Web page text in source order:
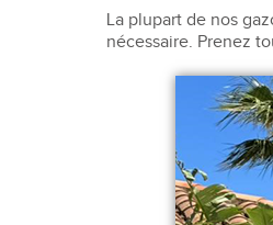
La plupart de nos
nécessaire. Prenez